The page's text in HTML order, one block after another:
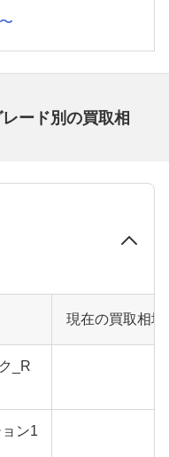
ード別の買取相
現在の買取相
_R
ン1